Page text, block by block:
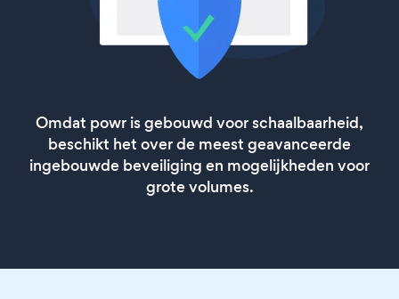
Omdat powr is gebouwd voor schaalbaarheid,
beschikt het over de meest geavanceerde
ingebouwde beveiliging en mogelijkheden voor
grote volumes.